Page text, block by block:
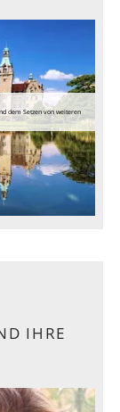
dem Setzen von weiteren
IHRE